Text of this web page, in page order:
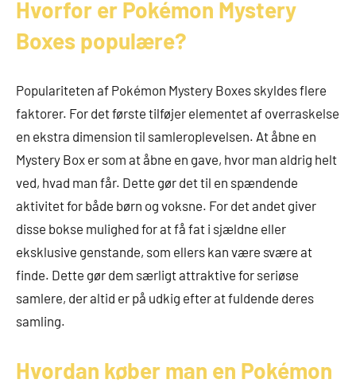
Hvorfor er Pokémon Mystery
Boxes populære?
Populariteten af Pokémon Mystery Boxes skyldes flere
faktorer. For det første tilføjer elementet af overraskelse
en ekstra dimension til samleroplevelsen. At åbne en
Mystery Box er som at åbne en gave, hvor man aldrig helt
ved, hvad man får. Dette gør det til en spændende
aktivitet for både børn og voksne. For det andet giver
disse bokse mulighed for at få fat i sjældne eller
eksklusive genstande, som ellers kan være svære at
finde. Dette gør dem særligt attraktive for seriøse
samlere, der altid er på udkig efter at fuldende deres
samling.
Hvordan køber man en Pokémon